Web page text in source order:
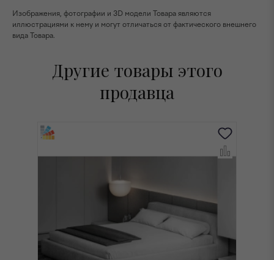
Изображения, фотографии и 3D модели Товара являются
иллюстрациями к нему и могут отличаться от фактического внешнего
вида Товара.
Другие товары этого
продавца